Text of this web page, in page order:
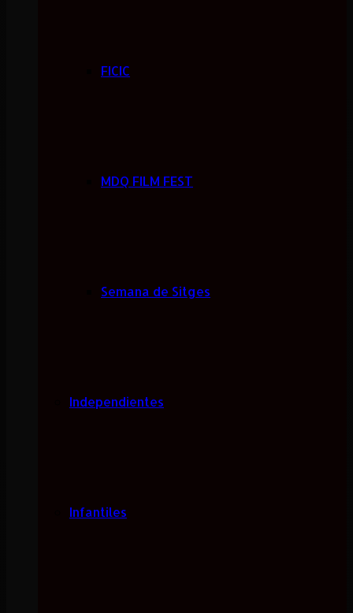
FICIC
MDQ FILM FEST
Semana de Sitges
Independientes
Infantiles